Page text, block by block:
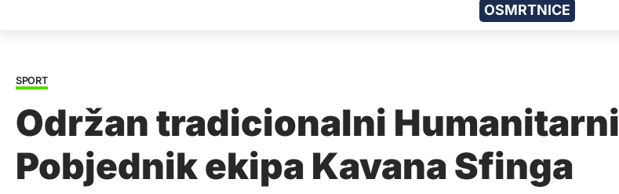
OSMRTNICE
SPORT
Održan tradicionalni
Pobjednik ekipa Kavana Sfinga